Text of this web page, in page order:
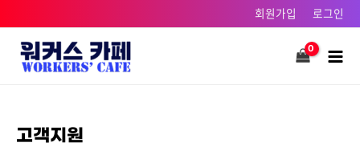
건너뛰기
회원가입 로그인
고객지원